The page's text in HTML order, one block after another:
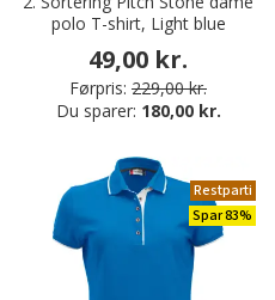
polo T-shirt, Light blue
49,00 kr.
Førpris: 229,00 kr.
Du sparer: 180,00 kr.
Restparti
Spar 83%